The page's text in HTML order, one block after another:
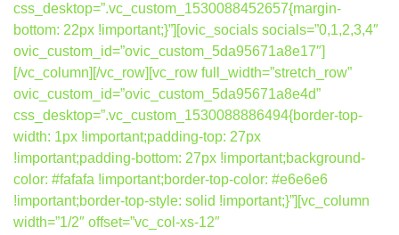
css_desktop=”.vc_custom_1530088452657{margin-
bottom: 22px !important;}”][ovic_socials socials=”0,1,2,3,4″
ovic_custom_id=”ovic_custom_5da95671a8e17″]
[/vc_column][/vc_row][vc_row full_width=”stretch_row”
ovic_custom_id=”ovic_custom_5da95671a8e4d”
css_desktop=”.vc_custom_1530088886494{border-top-
width: 1px !important;padding-top: 27px
!important;padding-bottom: 27px !important;background-
color: #fafafa !important;border-top-color: #e6e6e6
!important;border-top-style: solid !important;}”][vc_column
width=”1/2″ offset=”vc_col-xs-12″